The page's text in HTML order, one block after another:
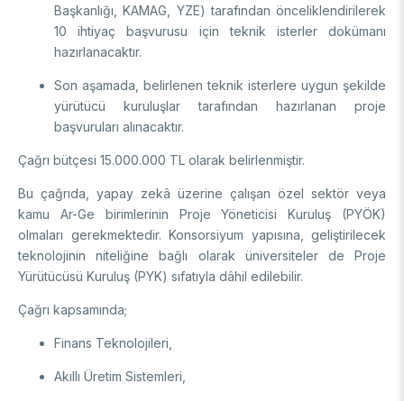
Uluslararası Burslar
AR-GE FAALİYETLERİMİZ
MAM
Enerji Teknolojileri
İklim ve Yaşam Bilimleri
BİLGEM
Siber Güvenlik Enstitüsü (SGE)
Ulusal Elektronik ve Kriptoloji Araştırma Enstitüsü (UEKAE)
Yapay Zekâ Enstitüsü (YZE)
Yazılım Teknolojileri Araştırma Enstitüsü (YTE)
İleri Teknolojiler Araştırma Enstitüsü (İLTAREN)
AR-GE Birimleri
Raylı Ulaşım Teknolojileri Enstitüsü (RUTE)
Savunma Sanayii Araştırma ve Geliştirme Enstitüsü (SAGE)
TEKSEB ve TEKNOPARK
Temel Bilimler Araştırma Enstitüsü (TBAE)
Temiz Enerji, İklim Değişikliği ve Sürdürülebilirlik Araştırma
Türkiye Sanayi Sevk ve İdare Enstitüsü (TÜSSİDE)
Ulusal Metroloji Enstitüsü (UME)
Kutup Araştırmaları Enstitüsü (KARE)
AR-GE Kolaylık Birimleri
Bursa Test ve Analiz Laboratuvarı (BUTAL)
Ulusal Akademik Ağ ve Bilgi Merkezi (ULAKBİM)
Haber Arşivi
KVKK Aydınlatma metni
Başkanlığı, KAMAG, YZE) tarafından önceliklendirilerek
10 ihtiyaç başvurusu için teknik isterler dokümanı
hazırlanacaktır.
Son aşamada, belirlenen teknik isterlere uygun şekilde
yürütücü kuruluşlar tarafından hazırlanan proje
başvuruları alınacaktır.
Çağrı bütçesi 15.000.000 TL olarak belirlenmiştir.
Bu çağrıda, yapay zekâ üzerine çalışan özel sektör veya
kamu Ar-Ge birimlerinin Proje Yöneticisi Kuruluş (PYÖK)
olmaları gerekmektedir. Konsorsiyum yapısına, geliştirilecek
teknolojinin niteliğine bağlı olarak üniversiteler de Proje
Yürütücüsü Kuruluş (PYK) sıfatıyla dâhil edilebilir.
Çağrı kapsamında;
Finans Teknolojileri,
Akıllı Üretim Sistemleri,